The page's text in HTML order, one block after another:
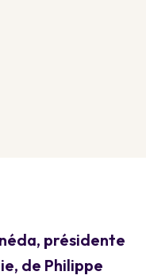
présidente
de Philippe